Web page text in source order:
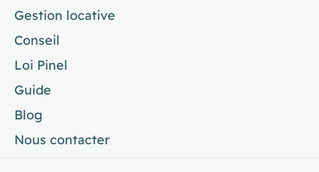
Gestion locative
Conseil
Loi Pinel
Guide
Blog
Nous contacter